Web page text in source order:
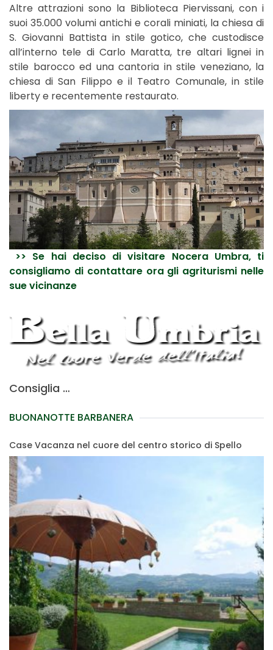
Altre attrazioni sono la Biblioteca Piervissani, con i
suoi 35.000 volumi antichi e corali miniati, la chiesa di
S. Giovanni Battista in stile gotico, che custodisce
all’interno tele di Carlo Maratta, tre altari lignei in
stile barocco ed una cantoria in stile veneziano, la
chiesa di San Filippo e il Teatro Comunale, in stile
liberty e recentemente restaurato.
>> Se hai deciso di visitare Nocera Umbra, ti
consigliamo di contattare ora gli agriturismi nelle
sue vicinanze
Consiglia …
BUONANOTTE BARBANERA
Case Vacanza nel cuore del centro storico di Spello